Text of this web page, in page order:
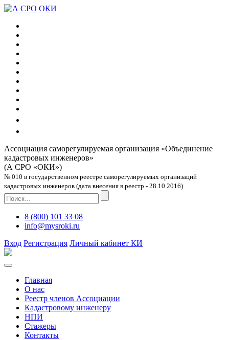
Ассоциация саморегулируемая организация «Объединение
кадастровых инженеров»
(А СРО «ОКИ»)
№ 010 в государственном реестре саморегулируемых организаций
кадастровых инженеров (дата внесения в реестр - 28.10.2016)
8 (800) 101 33 08
info@mysroki.ru
Вход Регистрация Личный кабинет КИ
Главная
О нас
Реестр членов Ассоциации
Кадастровому инженеру
НПИ
Стажеры
Контакты